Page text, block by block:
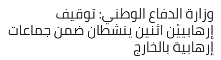
وزارة الدفاع الوطني: توقيف
إرهابييْن اثنين ينشطان ضمن جماعات
إرهابية بالخارج